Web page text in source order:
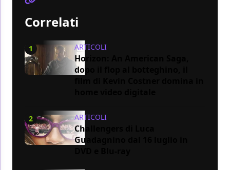
Correlati
1 ARTICOLI
Horizon: An American Saga,
dopo il flop al botteghino, il
2 ARTICOLI
Challengers di Luca
Guadagnino dal 16 luglio in